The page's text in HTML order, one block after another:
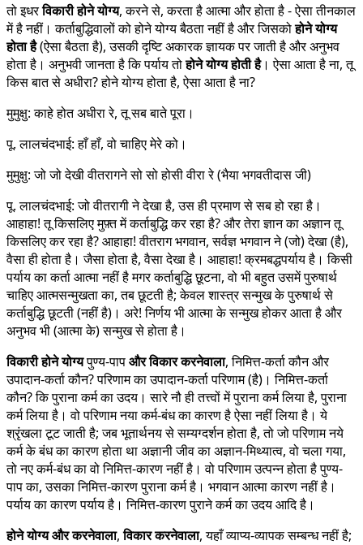
तो इधरविकारी होने योग्य, करने से, करता है आत्मा और होता है - ऐसा तीनकाल
में है नहीं। कर्ताबुद्धिवालों को होने योग्य बैठता नहीं है और जिसकोहोने योग्य
होता है(ऐसा बैठता है), उसकी दृष्टि अकारक ज्ञायक पर जाती है और अनुभव
होता है। अनुभवी जानता है कि पर्याय तोहोने योग्य होती है। ऐसा आता है ना, तू
किस बात से अधीरा? होने योग्य होता है, ऐसा आता है ना?
मुमुक्षु: काहे होत अधीरा रे, तू सब बाते पूरा।
पू. लालचंदभाई: हाँ हाँ, वो चाहिए मेरे को।
मुमुक्षु: जो जो देखी वीतरागने सो सो होसी वीरा रे (भैया भगवतीदास जी)
पू. लालचंदभाई: जो वीतरागी ने देखा है, उस ही प्रमाण से सब हो रहा है।
आहाहा! तू किसलिए मुफ़्त में कर्ताबुद्धि कर रहा है? और तेरा ज्ञान का अज्ञान तू
किसलिए कर रहा है? आहाहा! वीतराग भगवान, सर्वज्ञ भगवान ने (जो) देखा (है),
वैसा ही होता है। जैसा होता है, वैसा देखा है। आहाहा! क्रमबद्धपर्याय है। किसी
पर्याय का कर्ता आत्मा नहीं है मगर कर्ताबुद्धि छूटना, वो भी बहुत उसमें पुरुषार्थ
चाहिए आत्मसन्मुखता का, तब छूटती है; केवल शास्त्र सन्मुख के पुरुषार्थ से
कर्ताबुद्धि छूटती (नहीं है)। अरे! निर्णय भी आत्मा के सन्मुख होकर आता है और
अनुभव भी (आत्मा के) सन्मुख से होता है।
विकारी होने योग्यपुण्य-पापऔर विकार करनेवाला, निमित्त-कर्ता कौन और
उपादान-कर्ता कौन? परिणाम का उपादान-कर्ता परिणाम (है)। निमित्त-कर्ता
कौन? कि पुराना कर्म का उदय। सारे नौ ही तत्त्वों में पुराना कर्म लिया है, पुराना
कर्म लिया है। वो परिणाम नया कर्म-बंध का कारण है ऐसा नहीं लिया है। ये
श्रृंखला टूट जाती है; जब भूतार्थनय से सम्यग्दर्शन होता है, तो जो परिणाम नये
कर्म के बंध का कारण होता था अज्ञानी जीव का अज्ञान-मिथ्यात्व, वो चला गया,
तो नए कर्म-बंध का वो निमित्त-कारण नहीं है। वो परिणाम उत्पन्न होता है पुण्य-
पाप का, उसका निमित्त-कारण पुराना कर्म है। भगवान आत्मा कारण नहीं है।
पर्याय का कारण पर्याय है। निमित्त-कारण पुराने कर्म का उदय आदि है।
होने योग्य और करनेवाला,विकार करनेवाला, यहाँ व्याप्य-व्यापक सम्बन्ध नहीं है;